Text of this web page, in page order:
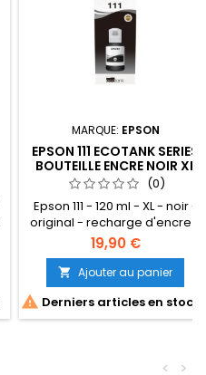
MARQUE: EPSON
EPSON 111 ECOTANK SERIES
BOUTEILLE ENCRE NOIR XL
(0)
Epson 111 - 120 ml - XL - noir -
original - recharge d'encre -
pour EcoTank ET-M1140, M1170,
M1180, M2120, M2170, M3140,
M3180, M1100, M1170, M3170,
M3180
19,90 €
 Ajouter au panier
 Derniers articles en stock
>
<